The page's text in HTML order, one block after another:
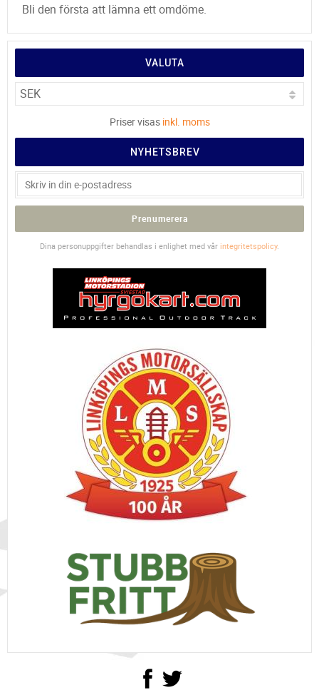
Bli den första att lämna ett omdöme.
VALUTA
Priser visas inkl. moms
NYHETSBREV
Prenumerera
Dina personuppgifter behandlas i enlighet med vår integritetspolicy.